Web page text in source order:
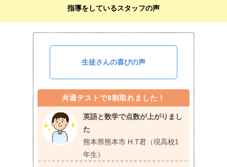
指導をしているスタッフの声
生徒さんの喜びの声
共通テストで8割取れました！
英語と数学で点数が上がりまし
た
熊本県熊本市 H.T君（現高校1
年生）